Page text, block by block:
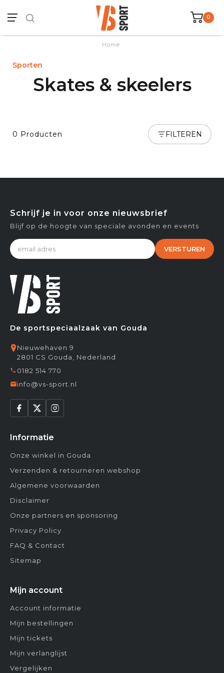
0
Home
Sporten
Skates & skeelers
0 Producten FILTEREN
De sportspeciaalzaak van Gouda
Nieuwehaven 9
2801 CS Gouda, Nederland
0182 514 770
info@vs-sport.nl
Informatie
Onze winkel in Gouda
Verzenden & retourneren webshop
Algemene voorwaarden
Disclaimer
Onze partners en sponsoring
Privacy Policy
FAQ & Contact
Sitemap
Mijn account
Account informatie
Mijn bestellingen
Mijn tickets
Mijn verlanglijst
Vergelijken
Schrijf je in voor onze nieuwsbrief
Blijf op de hoogte van speciale avonden en events
VERSTUREN